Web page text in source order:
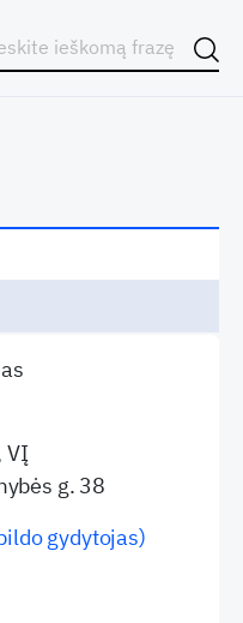
VĮ
g. 38
gydytojas)